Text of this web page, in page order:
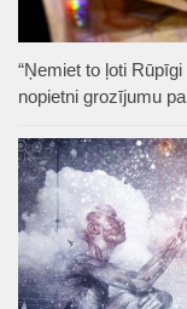
“Ņemiet to ļoti
nopietni grozījumu